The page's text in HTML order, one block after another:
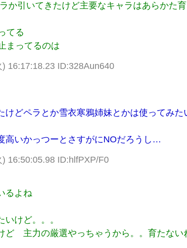
か引いてきたけど主要なキャラはあらかた
てる
まってるのは
16:17:18.23 ID:328Aun640
どペラとか雪衣寒鴉姉妹とかは使ってみた
高いかっつーとさすがにNOだろうし…
16:50:05.98 ID:hlfPXP/F0
るよね
けど。。。
ど 主力の厳選やっちゃうから。。育たない